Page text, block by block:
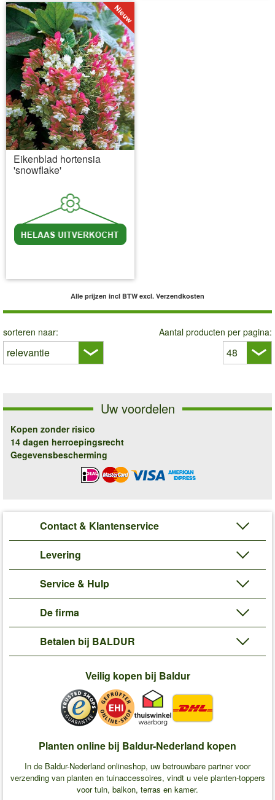
Eikenblad hortensia
'snowflake'
Alle prijzen incl BTW excl. Verzendkosten
sorteren naar: Aantal producten per pagina:
Uw voordelen
Kopen zonder risico
14 dagen herroepingsrecht
Gegevensbescherming
Contact & Klantenservice
Levering
Service & Hulp
De firma
Betalen bij BALDUR
Veilig kopen bij Baldur
Planten online bij Baldur-Nederland kopen
In de Baldur-Nederland onlineshop, uw betrouwbare partner voor
verzending van planten en tuinaccessoires, vindt u vele planten-toppers
voor tuin, balkon, terras en kamer.